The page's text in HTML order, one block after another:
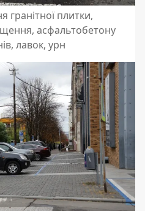
гранітної плитки,
асфальтобетону
лавок, урн